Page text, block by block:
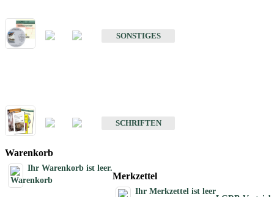
SONSTIGES
SCHRIFTEN
Warenkorb
Ihr Warenkorb ist leer.
Merkzettel
Ihr Merkzettel ist leer